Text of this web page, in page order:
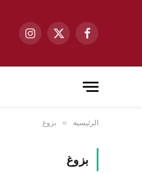
فيسبوكX
الانستغرام
الرئيسية » بزوغ
بزوغ